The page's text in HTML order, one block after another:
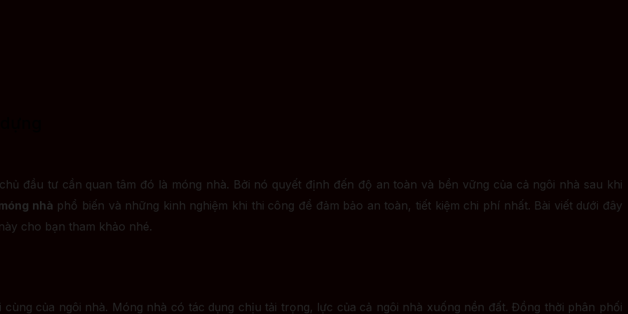
đầu tư cần quan tâm đó là móng nhà. Bởi nó quyết định đến độ an toàn và bền vững của cả ngôi nhà sau khi
nhà phổ biến và những kinh nghiệm khi thi công để đảm bảo an toàn, tiết kiệm chi phí nhất. Bài viết dưới đây
cho bạn tham khảo nhé.
của ngôi nhà. Móng nhà có tác dụng chịu tải trọng, lực của cả ngôi nhà xuống nền đất. Đồng thời phân phối